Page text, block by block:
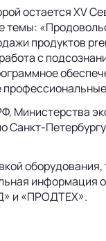
остается XV
продуктов
с
Министерства
оборудования,
информация
и «ПРОДТЕХ».